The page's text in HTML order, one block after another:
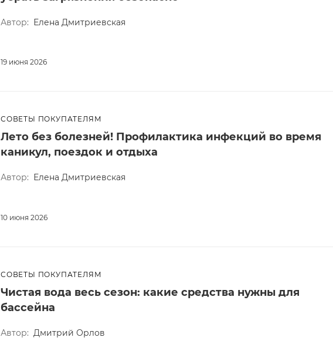
19 июня 2026
Автор: Елена Дмитриевская
СОВЕТЫ ПОКУПАТЕЛЯМ
10 июня 2026
Лето без болезней! Профилактика инфекций во время
каникул, поездок и отдыха
Автор: Елена Дмитриевская
СОВЕТЫ ПОКУПАТЕЛЯМ
Чистая вода весь сезон: какие средства нужны для
бассейна
Автор: Дмитрий Орлов